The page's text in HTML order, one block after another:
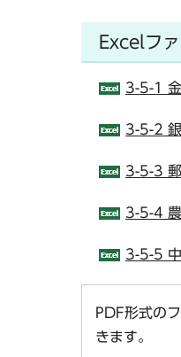
Excelフ
3-5-1 金
3-5-2 銀
3-5-3 郵
3-5-4 農
3-5-5 中
PDF形式の
きます。